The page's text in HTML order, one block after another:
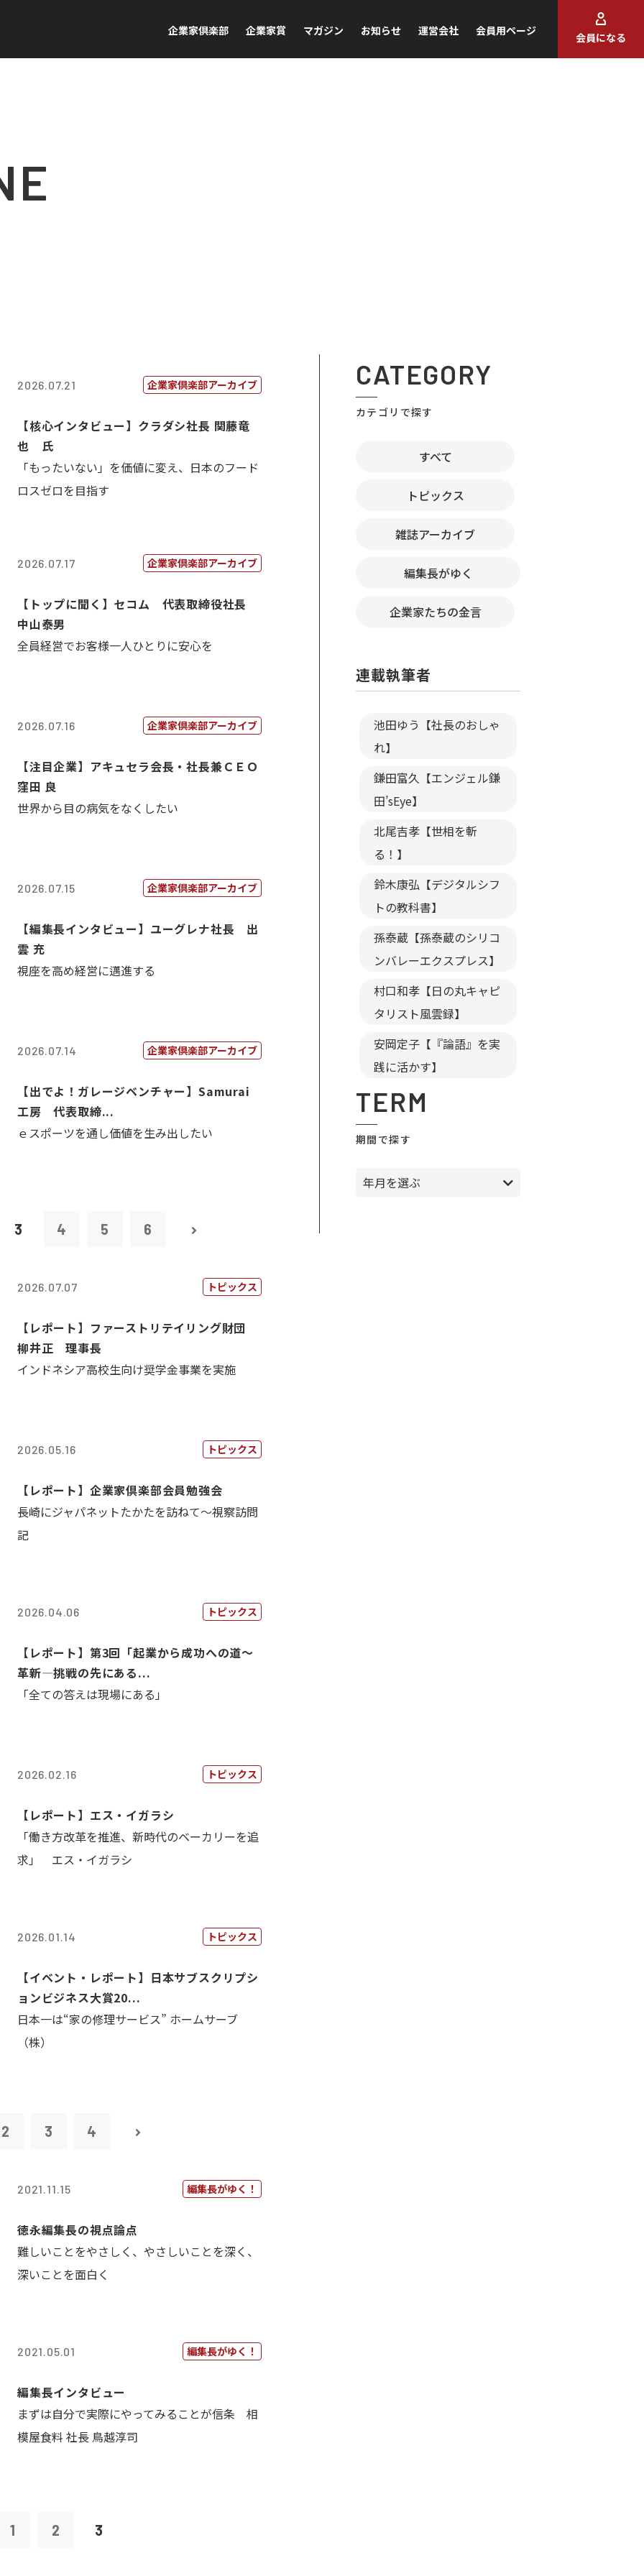
企業家倶楽部 企業家賞 マガジン お知らせ 運営会社 会員用ページ
会員になる
2026.07.21 企業家倶楽部アーカイブ
【核心インタビュー】クラダシ社長 関藤竜
也 氏
「もったいない」を価値に変え、日本のフード
ロスゼロを目指す
2026.07.17 企業家倶楽部アーカイブ
【トップに聞く】セコム 代表取締役社長
中山泰男
全員経営でお客様一人ひとりに安心を
2026.07.16 企業家倶楽部アーカイブ
【注目企業】アキュセラ会長・社長兼ＣＥＯ
窪田 良
世界から目の病気をなくしたい
2026.07.15 企業家倶楽部アーカイブ
【編集長インタビュー】ユーグレナ社長 出
雲 充
視座を高め経営に邁進する
2026.07.14 企業家倶楽部アーカイブ
【出でよ！ガレージベンチャー】Samurai
工房 代表取締...
ｅスポーツを通し価値を生み出したい
3 4 5 6
2026.07.07 トピックス
【レポート】ファーストリテイリング財団
柳井正 理事長
インドネシア高校生向け奨学金事業を実施
2026.05.16 トピックス
【レポート】企業家倶楽部会員勉強会
長崎にジャパネットたかたを訪ねて～視察訪問
記
2026.04.06 トピックス
【レポート】第3回「起業から成功への道～
革新―挑戦の先にある...
「全ての答えは現場にある」
2026.02.16 トピックス
【レポート】エス・イガラシ
「働き方改革を推進、新時代のベーカリーを追
求」 エス・イガラシ
2026.01.14 トピックス
【イベント・レポート】日本サブスクリプシ
ョンビジネス大賞20...
日本一は“家の修理サービス” ホームサーブ
（株）
2 3 4
2021.11.15 編集長がゆく！
徳永編集長の視点論点
難しいことをやさしく、やさしいことを深く、
深いことを面白く
2021.05.01 編集長がゆく！
編集長インタビュー
まずは自分で実際にやってみることが信条 相
模屋食料 社長 鳥越淳司
1 2 3
CATEGORY
カテゴリで探す
すべて
トピックス
雑誌アーカイブ
編集長がゆく
企業家たちの金言
連載執筆者
池田ゆう【社長のおしゃ
れ】
鎌田富久【エンジェル鎌
田’sEye】
北尾吉孝【世相を斬
る！】
鈴木康弘【デジタルシフ
トの教科書】
孫泰蔵【孫泰蔵のシリコ
ンバレーエクスプレス】
村口和孝【日の丸キャピ
タリスト風雲録】
安岡定子【『論語』を実
践に活かす】
TERM
期間で探す
年月を選ぶ